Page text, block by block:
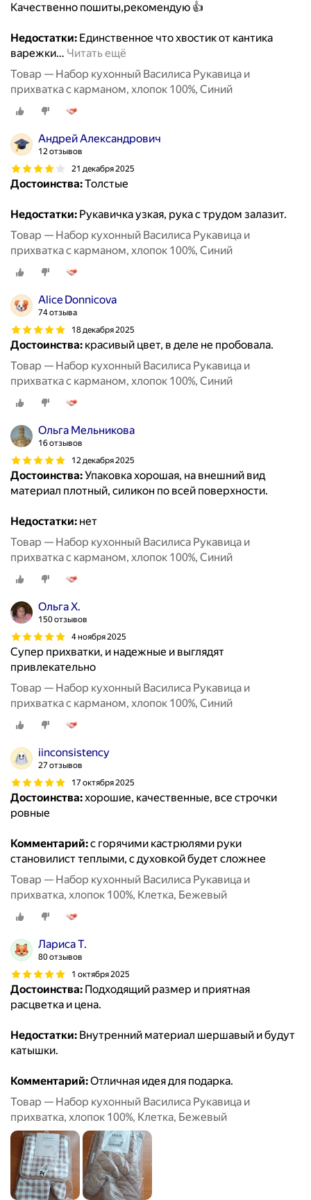
Качественно пошиты,рекомендую 👍
Недостатки: Единственное что хвостик от кантика
варежки… Читать ещё
Товар — Набор кухонный Василиса Рукавица и
прихватка с карманом, хлопок 100%, Синий
Андрей Александрович
12 отзывов
21 декабря 2025
Достоинства:Толстые
Недостатки: Рукавичка узкая, рука с трудом залазит.
Товар — Набор кухонный Василиса Рукавица и
прихватка с карманом, хлопок 100%, Синий
Alice Donnicova
74 отзыва
18 декабря 2025
Достоинства: красивый цвет, в деле не пробовала.
Товар — Набор кухонный Василиса Рукавица и
прихватка с карманом, хлопок 100%, Синий
Ольга Мельникова
16 отзывов
12 декабря 2025
Достоинства:Упаковка хорошая, на внешний вид
материал плотный, силикон по всей поверхности.
Недостатки: нет
Товар — Набор кухонный Василиса Рукавица и
прихватка с карманом, хлопок 100%, Синий
Ольга Х.
150 отзывов
4 ноября 2025
Супер прихватки, и надежные и выглядят
привлекательно
Товар — Набор кухонный Василиса Рукавица и
прихватка с карманом, хлопок 100%, Синий
iinconsistency
27 отзывов
17 октября 2025
Достоинства:хорошие, качественные, все строчки
ровные
Комментарий:с горячими кастрюлями руки
становилист теплыми, с духовкой будет сложнее
Товар — Набор кухонный Василиса Рукавица и
прихватка, хлопок 100%, Клетка, Бежевый
Лариса Т.
80 отзывов
1 октября 2025
Достоинства: Подходящий размер и приятная
расцветка и цена.
Недостатки: Внутренний материал шершавый и будут
катышки.
Комментарий:Отличная идея для подарка.
Товар — Набор кухонный Василиса Рукавица и
прихватка, хлопок 100%, Клетка, Бежевый